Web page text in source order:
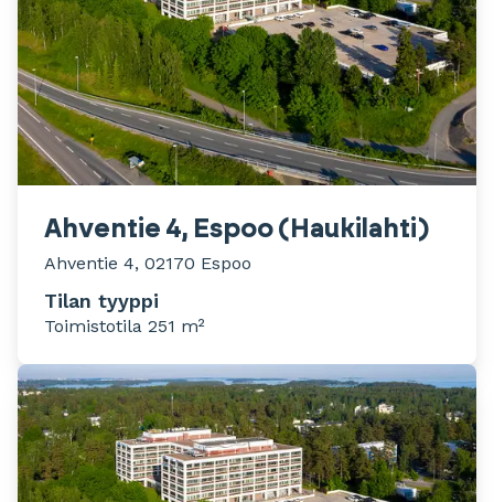
Ahventie 4, Espoo (Haukilahti)
Ahventie 4, 02170 Espoo
Tilan tyyppi
Toimistotila 251 m²